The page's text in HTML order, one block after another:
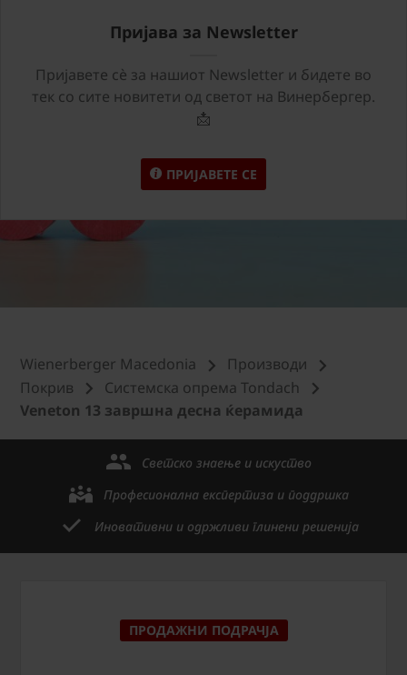
Пријава за Newsletter
Пријавете сѐ за нашиот Newsletter и бидете во
тек со сите новитети од светот на Винербергер.
📩
ПРИЈАВЕТЕ СЕ
Wienerberger Macedonia
Производи
Покрив
Системска опрема Tondach
Veneton 13 завршна десна ќерамида
Светско знаење и искуство
Професионална експертиза и поддршка
Иновативни и одржливи глинени решенија
ПРОДАЖНИ ПОДРАЧЈА